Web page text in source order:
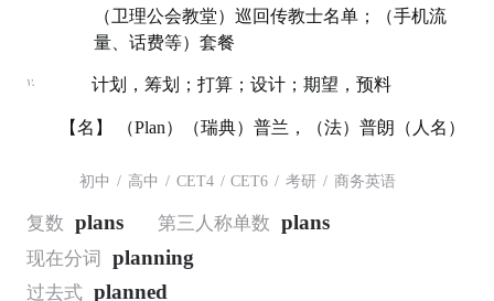
（卫理公会教堂）巡回传教士名单；（手机流
量、话费等）套餐
v. 计划，筹划；打算；设计；期望，预料
【名】 （Plan）（瑞典）普兰，（法）普朗（人名）
初中 / 高中 / CET4 / CET6 / 考研 / 商务英语
复数 plans 第三人称单数 plans
现在分词 planning
过去式 planned